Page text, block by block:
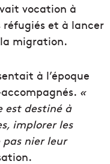
vocation à
et à lancer
migration.
à l’époque
«
est destiné à
implorer les
pas nier leur